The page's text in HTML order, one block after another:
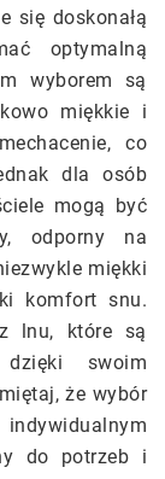
się doskonałą
optymalną
wyborem są
miękkie i
co
dla osób
mogą być
odporny na
miękki
komfort snu.
lnu, które są
swoim
że wybór
do potrzeb i